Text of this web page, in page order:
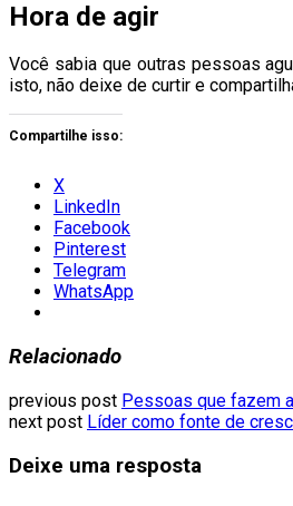
Hora de agir
Você sabia que outras pessoas
isto, não deixe de curtir e
Compartilhe isso:
X
LinkedIn
Facebook
Pinterest
Telegram
WhatsApp
Relacionado
previous post Pessoas que fazem
next post Líder como fonte de
Deixe uma resposta